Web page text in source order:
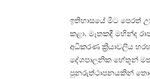
ඉතිහාසයේ මීට පෙරත්
කළා. මෑතකදී මහින්ද
අධිකරණ ක්‍රියාවලිය
දේශපාලනික හේතූන්
පුනරුත්ථාපනයකින්